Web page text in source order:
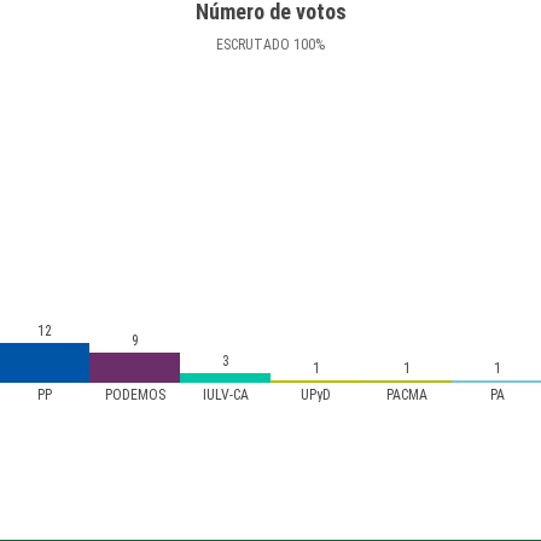
Número de votos
ESCRUTADO 100%
PP PODEMOS IULV-CA UPyD PACMA PA
12
9
3
1 1 1